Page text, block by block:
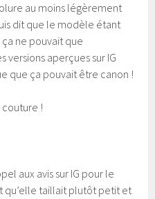
au moins légèrement
dit que le modèle étant
ne pouvait que
versions aperçues sur IG
que ça pouvait être canon !
!
aux avis sur IG pour le
qu’elle taillait plutôt petit et